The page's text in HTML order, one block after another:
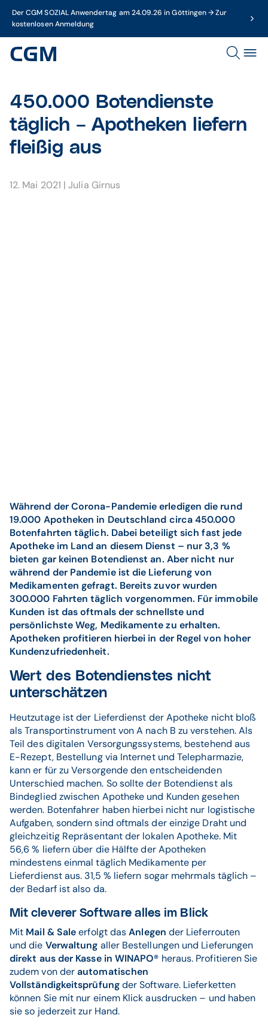
Der CGM SOZIAL Anwendertag am 24.09.26 in Göttingen → Zur
kostenlosen Anmeldung
450.000 Botendienste
täglich – Apotheken liefern
fleißig aus
12. Mai 2021 |Julia Girnus
Während der Corona-Pandemie erledigen die rund
19.000 Apotheken in Deutschland circa 450.000
Botenfahrten täglich. Dabei beteiligt sich fast jede
Apotheke im Land an diesem Dienst – nur 3,3 %
bieten gar keinen Botendienst an. Aber nicht nur
während der Pandemie ist die Lieferung von
Medikamenten gefragt. Bereits zuvor wurden
300.000 Fahrten täglich vorgenommen. Für immobile
Kunden ist das oftmals der schnellste und
persönlichste Weg, Medikamente zu erhalten.
Apotheken profitieren hierbei in der Regel von hoher
Kundenzufriedenheit.
Wert des Botendienstes nicht
unterschätzen
Heutzutage ist der Lieferdienst der Apotheke nicht bloß
als Transportinstrument von A nach B zu verstehen. Als
Teil des digitalen Versorgungssystems, bestehend aus
E-Rezept, Bestellung via Internet und Telepharmazie,
kann er für zu Versorgende den entscheidenden
Unterschied machen. So sollte der Botendienst als
Bindeglied zwischen Apotheke und Kunden gesehen
werden. Botenfahrer haben hierbei nicht nur logistische
Aufgaben, sondern sind oftmals der einzige Draht und
gleichzeitig Repräsentant der lokalen Apotheke. Mit
56,6 % liefern über die Hälfte der Apotheken
mindestens einmal täglich Medikamente per
Lieferdienst aus. 31,5 % liefern sogar mehrmals täglich –
der Bedarf ist also da.
Mit cleverer Software alles im Blick
Mit Mail & Saleerfolgt dasAnlegen der Lieferrouten
und die Verwaltung aller Bestellungen und Lieferungen
direkt aus der Kasse in WINAPO® heraus. Profitieren Sie
zudem von derautomatischen
Vollständigkeitsprüfungder Software. Lieferketten
können Sie mit nur einem Klick ausdrucken – und haben
sie so jederzeit zur Hand.